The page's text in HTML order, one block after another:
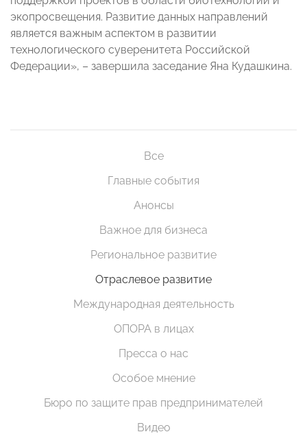
экопросвещения. Развитие данных направлений
является важным аспектом в развитии
технологического суверенитета Российской
Федерации», – завершила заседание Яна Кудашкина.
Все
Главные события
Анонсы
Важное для бизнеса
Региональное развитие
Отраслевое развитие
Международная деятельность
ОПОРА в лицах
Пресса о нас
Особое мнение
Бюро по защите прав предпринимателей
Видео